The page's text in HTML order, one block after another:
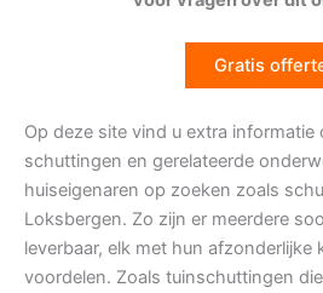
Gratis
Op deze site vind u extra
schuttingen en gerelateerde
huiseigenaren op zoeken zoals
Loksbergen. Zo zijn er meerdere
leverbaar, elk met hun afzonderlijke
voordelen. Zoals tuinschuttingen